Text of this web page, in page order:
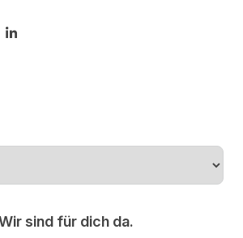
teilen
Facebook teilen
Auf LinkedIn teilen
sind für dich da.